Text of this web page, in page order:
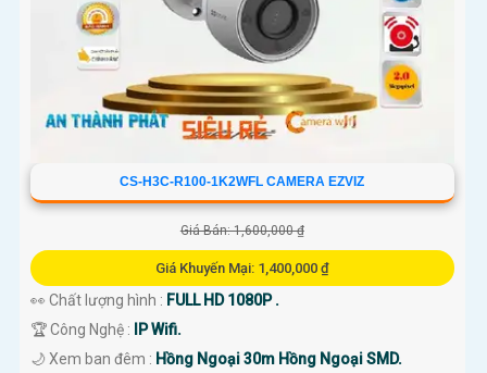
CS-H3C-R100-1K2WFL CAMERA EZVIZ
Giá Bán: 1,600,000 ₫
Giá Khuyến Mại: 1,400,000 ₫
👀 Chất lượng hình : FULL HD 1080P .
🏆 Công Nghệ :
IP Wifi.
🌙 Xem ban đêm : Hồng Ngoại 30m Hồng Ngoại SMD.